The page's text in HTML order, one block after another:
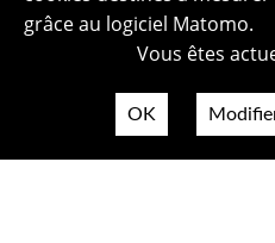
grâce au logiciel Matomo.
Vous êtes
OK